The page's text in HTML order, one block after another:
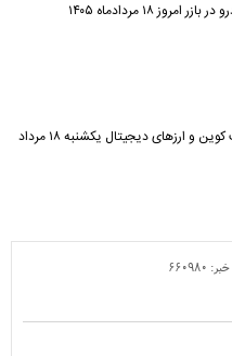
امروز ۱۸ مردادماه ۱۴۰۵
قیمت بیت کوین و ارز‌های دیجیتال یکشنبه ۱۸ مرداد
۶۶۰۹۸۰